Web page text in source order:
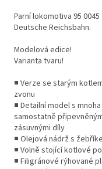
Parní lokomotiva 95 0045
Deutsche Reichsbahn.
Modelová edice!
Varianta tvaru!
■ Verze se starým
zvonu
■ Detailní model s mnoha
samostatně
zásuvnými díly
■ Olejová nádrž s
■ Volně stojící kotlové
■ Filigránové rýhované